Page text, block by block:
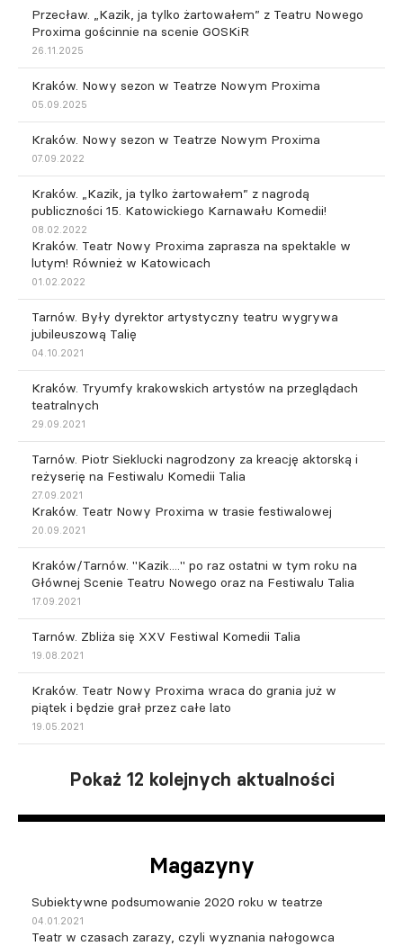
Przecław. „Kazik, ja tylko żartowałem” z Teatru Nowego
Proxima gościnnie na scenie GOSKiR
26.11.2025
Kraków. Nowy sezon w Teatrze Nowym Proxima
05.09.2025
Kraków. Nowy sezon w Teatrze Nowym Proxima
07.09.2022
Kraków. „Kazik, ja tylko żartowałem” z nagrodą
publiczności 15. Katowickiego Karnawału Komedii!
08.02.2022
Kraków. Teatr Nowy Proxima zaprasza na spektakle w
lutym! Również w Katowicach
01.02.2022
Tarnów. Były dyrektor artystyczny teatru wygrywa
jubileuszową Talię
04.10.2021
Kraków. Tryumfy krakowskich artystów na przeglądach
teatralnych
29.09.2021
Tarnów. Piotr Sieklucki nagrodzony za kreację aktorską i
reżyserię na Festiwalu Komedii Talia
27.09.2021
Kraków. Teatr Nowy Proxima w trasie festiwalowej
20.09.2021
Kraków/Tarnów. "Kazik...." po raz ostatni w tym roku na
Głównej Scenie Teatru Nowego oraz na Festiwalu Talia
17.09.2021
Tarnów. Zbliża się XXV Festiwal Komedii Talia
19.08.2021
Kraków. Teatr Nowy Proxima wraca do grania już w
piątek i będzie grał przez całe lato
19.05.2021
Pokaż 12 kolejnych aktualności
Magazyny
Subiektywne podsumowanie 2020 roku w teatrze
04.01.2021
Teatr w czasach zarazy, czyli wyznania nałogowca